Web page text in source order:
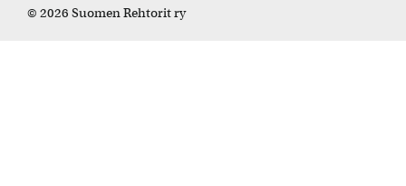
© 2026 Suomen Rehtorit ry